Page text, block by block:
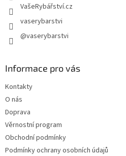
VašeRybářství.cz
vaserybarstvi
@vaserybarstvi
Informace pro vás
Kontakty
O nás
Doprava
Věrnostní program
Obchodní podmínky
Podmínky ochrany osobních údajů